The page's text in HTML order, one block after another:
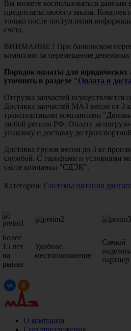
Вы можете воспользоваться данным
предоплаты любого заказа.
только после поступления
счета.
ВНИМАНИЕ ! При банковском
комиссию за перемещение денежных
Порядок оплаты для
уточнить в разделе "Оплата и
Отгрузка запчастей осуществляется
Доставка запчастей МАЗ весом от 3
транспортными компаниями
любой регион РФ. Оплата за
упаковку и доставку до
Доставка грузов весом до 3 кг
службой. С тарифами и условиями
сайте компании "СДЭК".
Категории: Системы питания
Более
15 лет
на
рынке
Удобное
местоположение
Самый
партнер
О компании
Спецпредложения